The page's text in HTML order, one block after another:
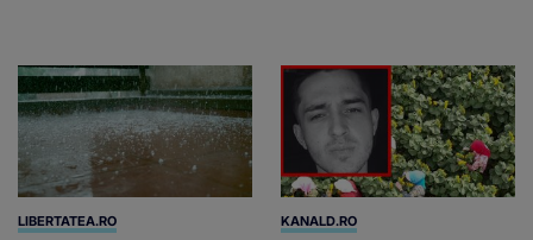
LIBERTATEA.RO KANALD.RO